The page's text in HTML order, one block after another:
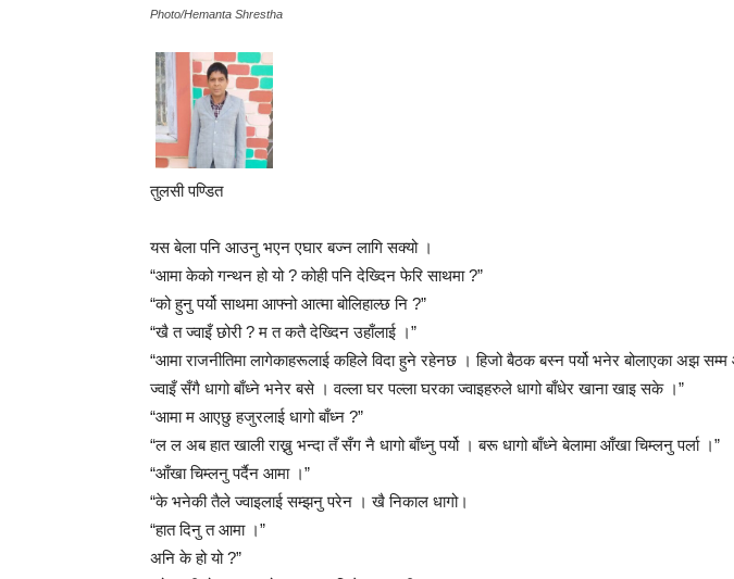
Photo/Hemanta Shrestha
तुलसी पण्डित
यस बेला पनि आउनु भएन एघार बज्न लागि सक्यो ।
“आमा केको गन्थन हो यो ? कोही पनि देख्दिन फेरि साथमा ?”
“को हुनु पर्यो साथमा आफ्नो आत्मा बोलिहाल्छ नि ?”
“खै त ज्वाइँ छोरी ? म त कतै देख्दिन उहाँलाई ।”
“आमा राजनीतिमा लागेकाहरूलाई कहिले विदा हुने रहेनछ । हिजो बैठक बस्न पर्यो भनेर बोलाएका अझ
ज्वाइँ सँगै धागो बाँध्ने भनेर बसे । वल्ला घर पल्ला घरका ज्वाइहरुले धागो बाँधेर खाना खाइ सके ।”
“आमा म आएछु हजुरलाई धागो बाँध्न ?”
“ल ल अब हात खाली राख्नु भन्दा तँ सँग नै धागो बाँध्नु पर्यो । बरू धागो बाँध्ने बेलामा आँखा चिम्लनु पर्ला ।”
“आँखा चिम्लनु पर्दैन आमा ।”
“के भनेकी तैले ज्वाइलाई सम्झनु परेन । खै निकाल धागो।
“हात दिनु त आमा ।”
अनि के हो यो ?”